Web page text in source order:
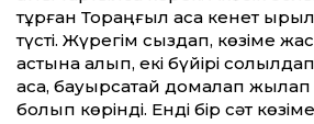
тұрған Тораңғыл қасқа кенет
түсті. Жүрегім сыздап, көзіме
астына алып, екі бүйірі
қасқа, бауырсақтай домалап жылап
болып көрінді. Енді бір сәт